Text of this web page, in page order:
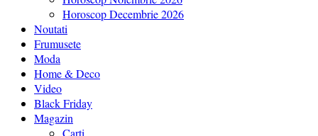
Horoscop Decembrie 2026
Noutati
Frumusete
Moda
Home & Deco
Video
Black Friday
Magazin
Carti